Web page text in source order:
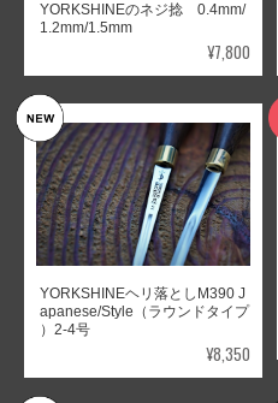
YORKSHINEのネジ捻 0.4mm/
1.2mm/1.5mm
¥7,800
YORKSHINEヘリ落としM390 J
apanese/Style（ラウンドタイプ
）2-4号
¥8,350